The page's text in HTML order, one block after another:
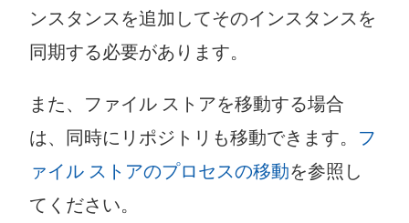
ンスタンスを追加してそのインスタンスを
同期する必要があります。
また、ファイル ストアを移動する場合
は、同時にリポジトリも移動できます。 フ
ァイル ストアのプロセスの移動を参照し
てください。